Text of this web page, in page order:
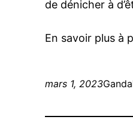
de dénicher à
En savoir plus à
mars 1, 2023